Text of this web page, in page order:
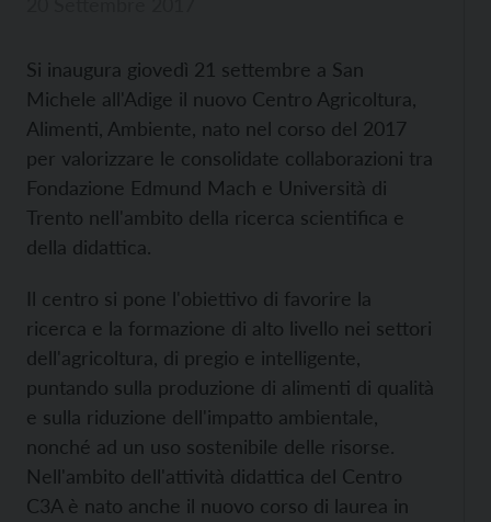
Si inaugura giovedì 21 settembre a San
Michele all'Adige il nuovo Centro Agricoltura,
Alimenti, Ambiente, nato nel corso del 2017
per valorizzare le consolidate collaborazioni tra
Fondazione Edmund Mach e Università di
Trento nell'ambito della ricerca scientifica e
della didattica.
Il centro si pone l'obiettivo di favorire la
ricerca e la formazione di alto livello nei settori
dell'agricoltura, di pregio e intelligente,
puntando sulla produzione di alimenti di qualità
e sulla riduzione dell'impatto ambientale,
nonché ad un uso sostenibile delle risorse.
Nell'ambito dell'attività didattica del Centro
C3A è nato anche il nuovo corso di laurea in